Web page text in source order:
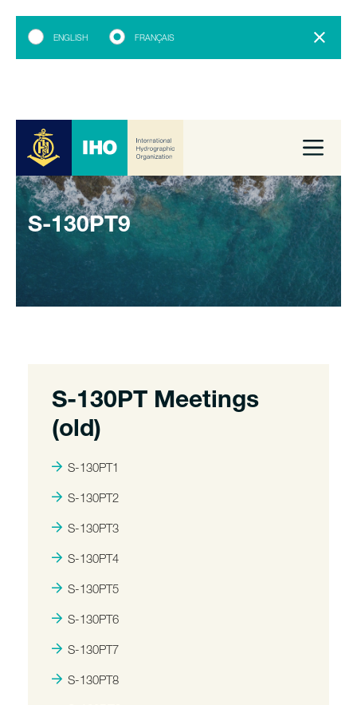
ENGLISH FRANÇAIS
S-130PT9
S-130PT Meetings
(old)
S-130PT1
S-130PT2
S-130PT3
S-130PT4
S-130PT5
S-130PT6
S-130PT7
S-130PT8